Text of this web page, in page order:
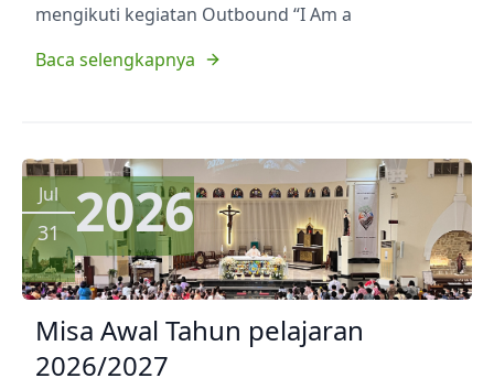
mengikuti kegiatan Outbound “I Am a
Baca selengkapnya
Jul
31 2026
Misa Awal Tahun pelajaran
2026/2027